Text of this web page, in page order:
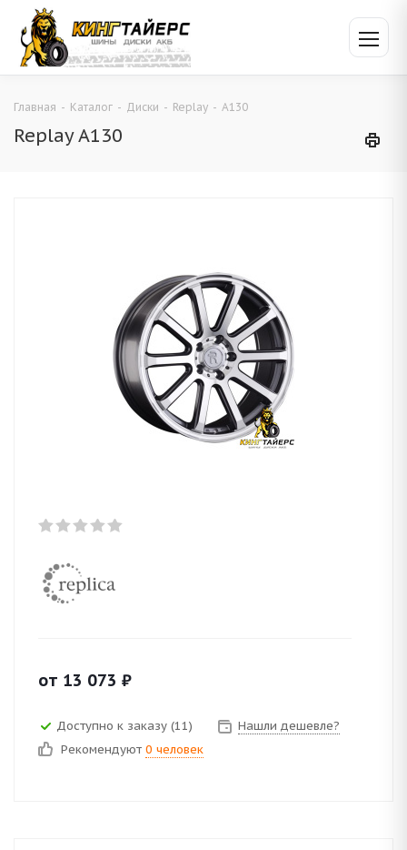
Главная - Каталог - Диски - Replay - A130
Replay A130
от 13 073 ₽
Доступно к заказу (11)
Нашли дешевле?
Рекомендуют 0 человек